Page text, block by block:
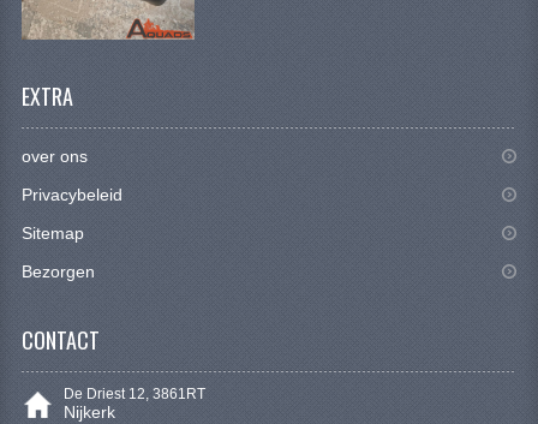
UITLAAT SYSTEEM
SYM 200/250CC
EXTRA
over ons
Privacybeleid
Sitemap
Bezorgen
CONTACT
De Driest 12, 3861RT
Nijkerk